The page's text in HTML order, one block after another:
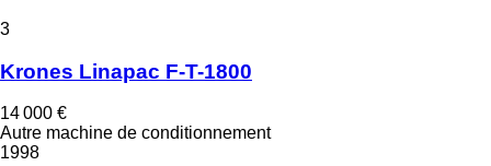
3
Krones Linapac F-T-1800
14 000 €
Autre machine de conditionnement
1998